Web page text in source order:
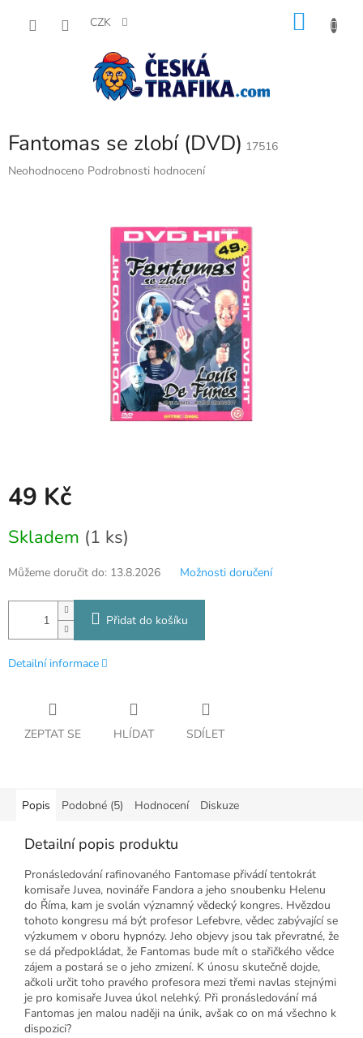
CZK
Fantomas se zlobí (DVD) 17516
Průměrné
Neohodnoceno Podrobnosti hodnocení
49 Kč
cena:
Skladem (1 ks)
Můžeme doručit do: 13.8.2026 Možnosti doručení
Přidat do košíku
Detailní informace
ZEPTAT SE HLÍDAT SDÍLET
Popis Podobné (5) Hodnocení Diskuze
Detailní popis produktu
Pronásledování rafinovaného Fantomase přivádí tentokrát
komisaře Juvea, novináře Fandora a jeho snoubenku Helenu
do Říma, kam je svolán významný vědecký kongres. Hvězdou
tohoto kongresu má být profesor Lefebvre, vědec zabývající se
výzkumem v oboru hypnózy. Jeho objevy jsou tak převratné, že
se dá předpokládat, že Fantomas bude mít o stařičkého vědce
zájem a postará se o jeho zmizení. K únosu skutečně dojde,
ačkoli určit toho pravého profesora mezi třemi navlas stejnými
je pro komisaře Juvea úkol nelehký. Při pronásledování má
Fantomas jen malou naději na únik, avšak co on má všechno k
dispozici?